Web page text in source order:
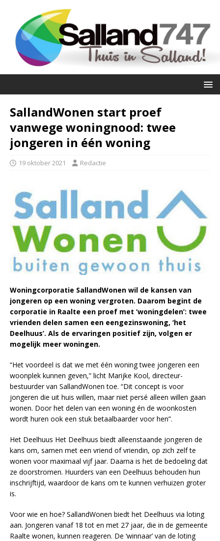
SallandWonen start proef
vanwege woningnood: twee
jongeren in één woning
19 oktober 2021 Redactie
Woningcorporatie SallandWonen wil de kansen van
jongeren op een woning vergroten. Daarom begint de
corporatie in Raalte een proef met ‘woningdelen’: twee
vrienden delen samen een eengezinswoning, ‘het
Deelhuus’. Als de ervaringen positief zijn, volgen er
mogelijk meer woningen.
“Het voordeel is dat we met één woning twee jongeren een
woonplek kunnen geven,” licht Marijke Kool, directeur-
bestuurder van SallandWonen toe. “Dit concept is voor
jongeren die uit huis willen, maar niet persé alleen willen gaan
wonen. Door het delen van een woning én de woonkosten
wordt huren ook een stuk betaalbaarder voor hen”.
Het Deelhuus Het Deelhuus biedt alleenstaande jongeren de
kans om, samen met een vriend of vriendin, op zich zelf te
wonen voor maximaal vijf jaar. Daarna is het de bedoeling dat
ze doorstromen. Huurders van een Deelhuus behouden hun
inschrijftijd, waardoor de kans om te kunnen verhuizen groter
is.
Voor wie en hoe? SallandWonen biedt het Deelhuus via loting
aan. Jongeren vanaf 18 tot en met 27 jaar, die in de gemeente
Raalte wonen, kunnen reageren. De ‘winnaar’ van de loting